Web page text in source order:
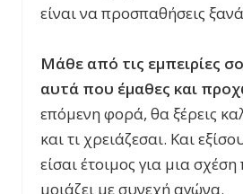
είναι να προσπαθήσεις
Μάθε από τις εμπειρίες
αυτά που έμαθες και
επόμενη φορά, θα ξέρεις
και τι χρειάζεσαι. Και
είσαι έτοιμος για μια
μοιάζει με συνεχή αγώνα.